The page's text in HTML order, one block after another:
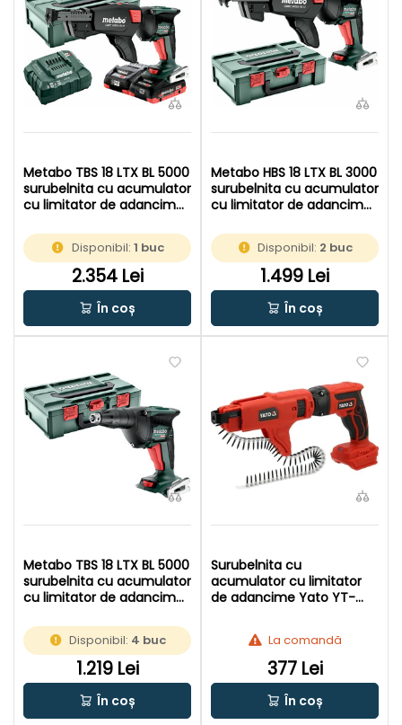
Metabo TBS 18 LTX BL 5000
surubelnita cu acumulator
cu limitator de adancime
acumulatori + incarcator |
In MetaBOXDisponibil: 1 buc
2.354 Lei
În coș
Metabo HBS 18 LTX BL 3000
surubelnita cu acumulator
cu limitator de adancime
acumulator si incarcator |
In MetaBOXDisponibil: 2 buc
1.499 Lei
În coș
Metabo TBS 18 LTX BL 5000
surubelnita cu acumulator
cu limitator de adancime
acumulator si incarcator |
In MetaBOXDisponibil: 4 buc
1.219 Lei
În coș
Surubelnita cu
acumulator cu limitator
de adancime Yato YT-
carbon | Fara acumulator
si incarcator | In cutie de
carton original
La comandă
377 Lei
În coș